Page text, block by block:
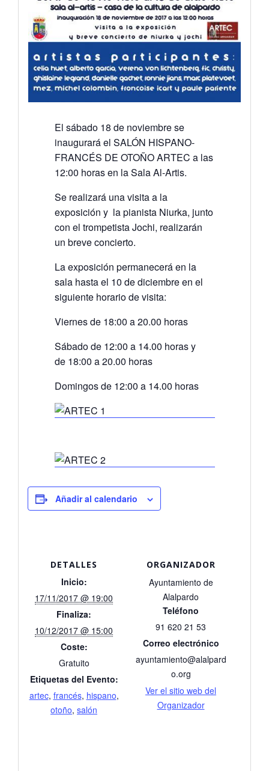
El sábado 18 de noviembre se
inaugurará el SALÓN HISPANO-
FRANCÉS DE OTOÑO ARTEC a las
12:00 horas en la Sala Al-Artis.
Se realizará una visita a la
exposición y la pianista Niurka, junto
con el trompetista Jochi, realizarán
un breve concierto.
La exposición permanecerá en la
sala hasta el 10 de diciembre en el
siguiente horario de visita:
Viernes de 18:00 a 20.00 horas
Sábado de 12:00 a 14.00 horas y
de 18:00 a 20.00 horas
Domingos de 12:00 a 14.00 horas
Añadir al calendario
DETALLES
Inicio:
17/11/2017 @ 19:00
Finaliza:
10/12/2017 @ 15:00
Coste:
Gratuito
Etiquetas del Evento:
artec, francés, hispano,
otoño, salón
ORGANIZADOR
Ayuntamiento de
Alalpardo
Teléfono
91 620 21 53
Correo electrónico
ayuntamiento@alalpard
o.org
Ver el sitio web del
Organizador